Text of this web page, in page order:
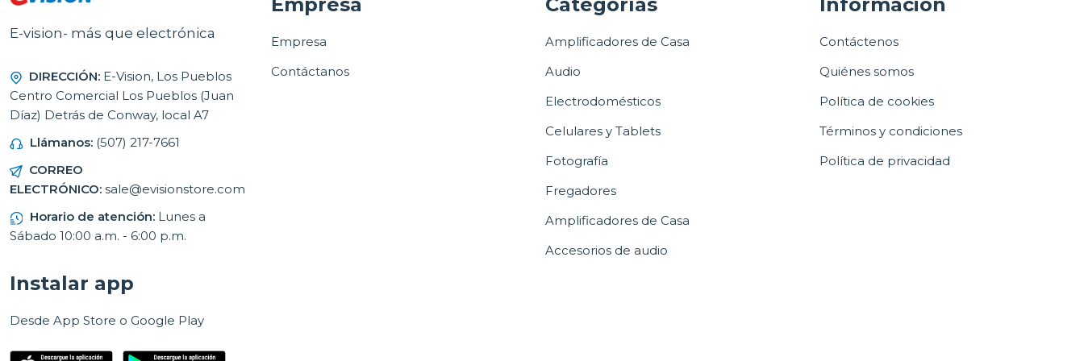
E-vision- más que electrónica
DIRECCIÓN: E-Vision, Los Pueblos
Centro Comercial Los Pueblos (Juan
Díaz) Detrás de Conway, local A7
Llámanos: (507) 217-7661
CORREO
ELECTRÓNICO: sale@evisionstore.com
Horario de atención: Lunes a
Sábado 10:00 a.m. - 6:00 p.m.
Empresa
Contáctanos
Amplificadores de Casa
Audio
Electrodomésticos
Celulares y Tablets
Fotografía
Fregadores
Amplificadores de Casa
Accesorios de audio
Contáctenos
Quiénes somos
Política de cookies
Términos y condiciones
Política de privacidad
Instalar app
Desde App Store o Google Play